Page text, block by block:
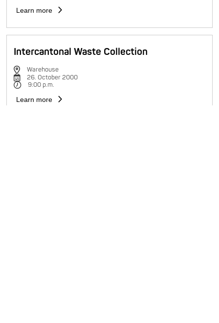
Learn more
Intercantonal Waste Collection
Warehouse
26. October 2000
9:00 p.m.
Learn more